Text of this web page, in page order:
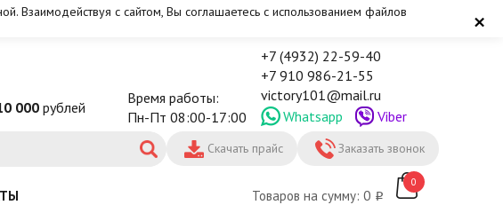
×
Взаимодействуя с сайтом, Вы соглашаетесь с использованием файлов
000рублей
Время работы:
Пн-Пт 08:00-17:00
+7 (4932) 22-59-40
+7 910 986-21-55
victory101@mail.ru
Whatsapp
Viber
Заказать звонок
Скачать прайс
Товаров на сумму: 0
0